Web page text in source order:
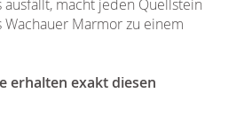
ausfällt, macht jeden Quellstein
Wachauer Marmor zu einem
erhalten exakt diesen